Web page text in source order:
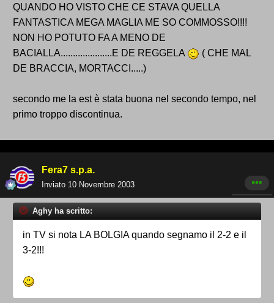
QUANDO HO VISTO CHE CE STAVA QUELLA
FANTASTICA MEGA MAGLIA ME SO COMMOSSO!!!!
NON HO POTUTO FA A MENO DE
BACIALLA.....................E DE REGGELA
( CHE MAL
DE BRACCIA, MORTACCI.....)
secondo me la est è stata buona nel secondo tempo, nel
primo troppo discontinua.
Fera7 s.p.a.
Inviato 10 Novembre 2003
Aghy ha scritto:
in TV si nota LA BOLGIA quando segnamo il 2-2 e il
3-2!!!